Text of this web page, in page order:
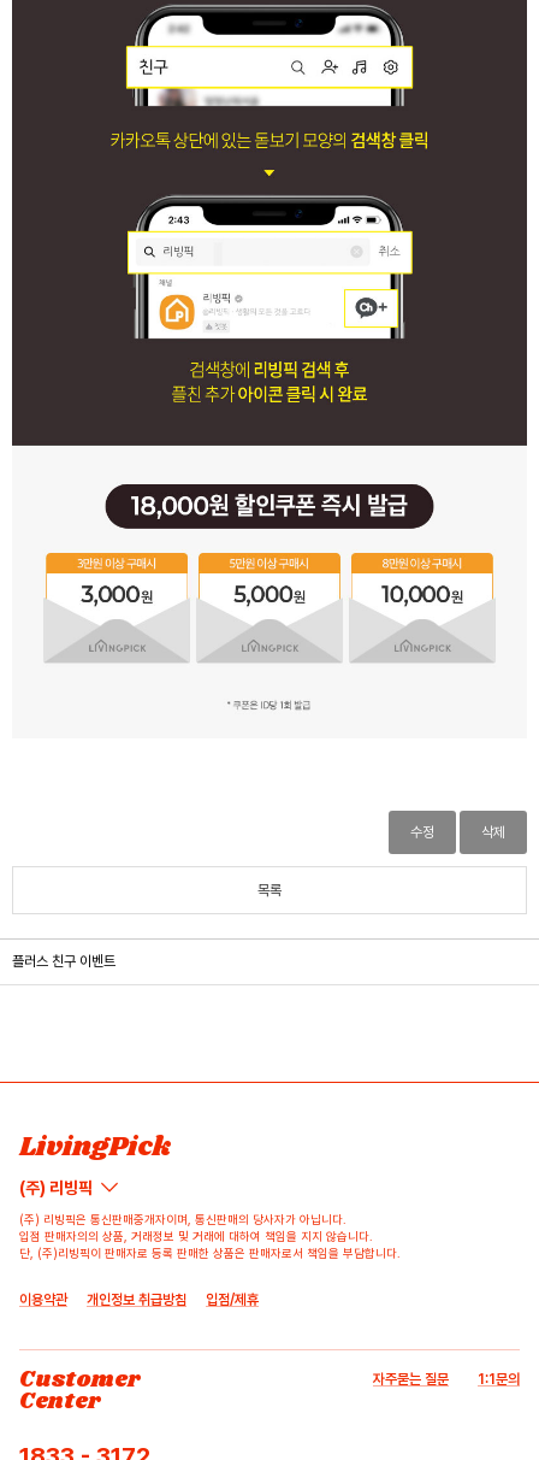
수정 삭제
목록
플러스 친구 이벤트
LivingPick
(주) 리빙픽
(주) 리빙픽은 통신판매중개자이며, 통신판매의 당사자가 아닙니다.
입점 판매자의의 상품, 거래정보 및 거래에 대하여 책임을 지지 않습니다.
단, (주)리빙픽이 판매자로 등록 판매한 상품은 판매자로서 책임을 부담합니다.
이용약관 개인정보 취급방침 입점/제휴
Customer
Center
자주묻는 질문 1:1문의